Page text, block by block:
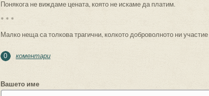
Понякога не виждаме цената, която не искаме да платим.
* * *
Малко неща са толкова трагични, колкото доброволното ни
0 коментари
Вашето име